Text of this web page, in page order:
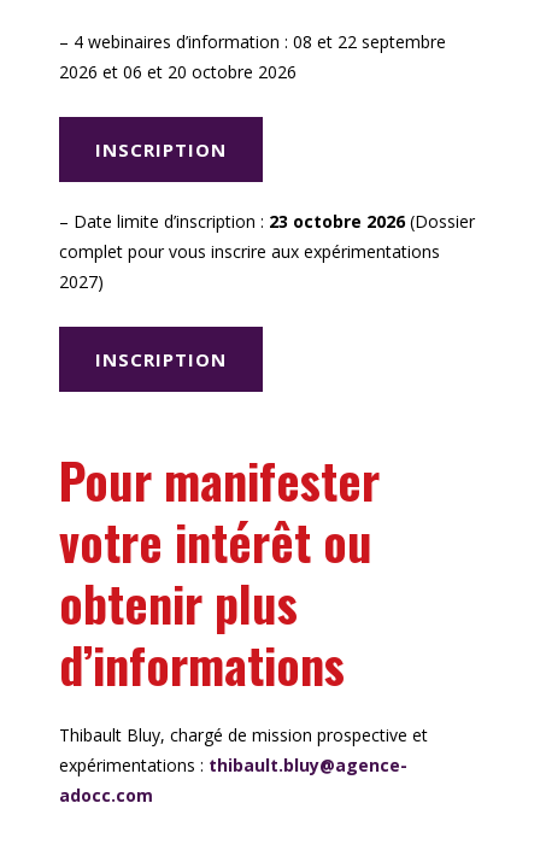
– 4 webinaires d’information : 08 et 22 septembre
2026 et 06 et 20 octobre 2026
INSCRIPTION
– Date limite d’inscription : 23 octobre 2026(Dossier
complet pour vous inscrire aux expérimentations
2027)
INSCRIPTION
Pour manifester
votre intérêt ou
obtenir plus
d’informations
Thibault Bluy, chargé de mission prospective et
expérimentations : thibault.bluy@agence-
adocc.com